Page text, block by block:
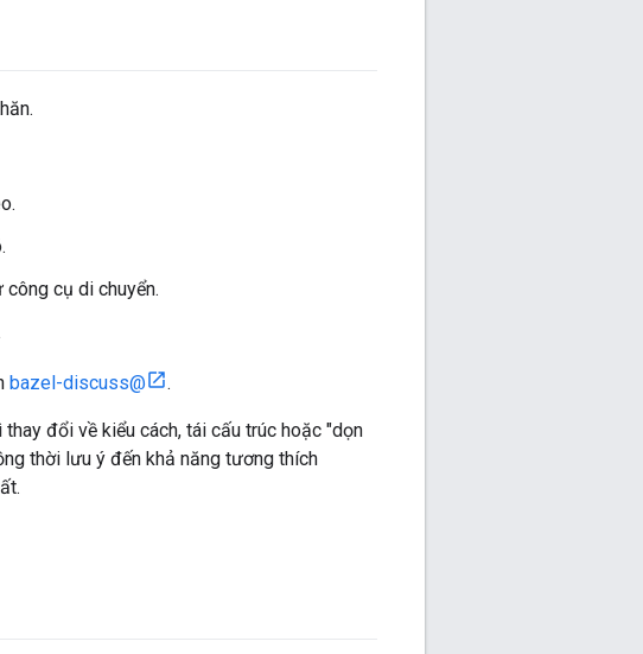
cụ di chuyển.
bazel-discuss@ .
đổi về kiểu cách, tái cấu trúc hoặc "dọn
thời lưu ý đến khả năng tương thích